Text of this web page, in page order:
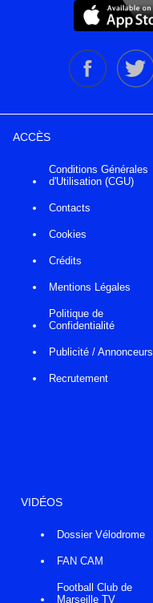
ACCÈS
Conditions Générales
d'Utilisation (CGU)
Contacts
Cookies
Crédits
Mentions Légales
Politique de
Confidentialité
Publicité / Annonceurs
Recrutement
VIDÉOS
Dossier Vélodrome
FAN CAM
Football Club de
Marseille TV